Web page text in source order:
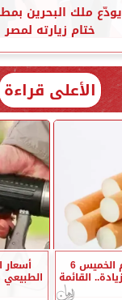
ملك البحرين
ختام زيارته لمصر
الأعلى قراءة
أسعار السجائر اليوم الخميس 6
الزيادة.. القائمة
أسعار